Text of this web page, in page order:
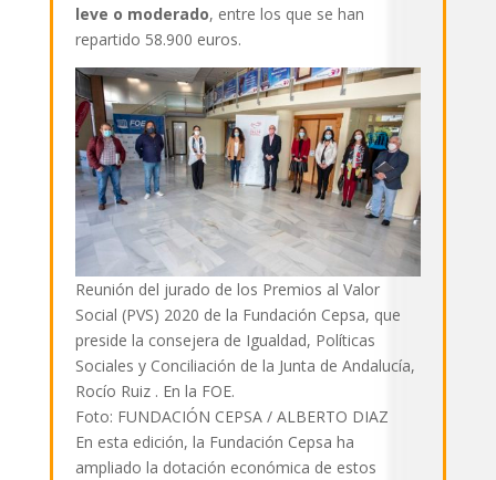
leve o moderado, entre los que se han
repartido 58.900 euros.
Reunión del jurado de los Premios al Valor
Social (PVS) 2020 de la Fundación Cepsa, que
preside la consejera de Igualdad, Políticas
Sociales y Conciliación de la Junta de Andalucía,
Rocío Ruiz . En la FOE.
Foto: FUNDACIÓN CEPSA / ALBERTO DIAZ
En esta edición, la Fundación Cepsa ha
ampliado la dotación económica de estos